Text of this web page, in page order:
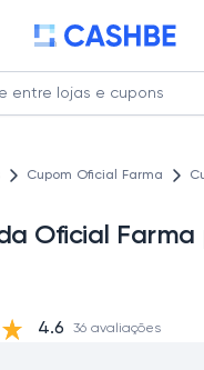
Cupom Oficial Farma
Oficial Farma
4.6 36 avaliações